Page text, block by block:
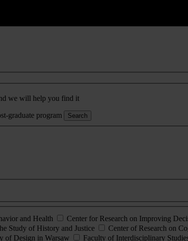
we will help you find it
graduate program Search
and Health Center for Research on Improving
Study of History and Justice Center of Research on
of Design in Warsaw Faculty of Interdisciplinary